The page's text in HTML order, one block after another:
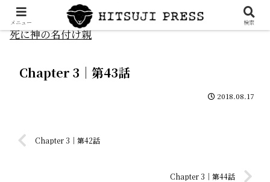
死に神の名付け親
Chapter 3｜第43話
2018.08.17
Chapter 3｜第42話
Chapter 3｜第44話
メニュー 検索